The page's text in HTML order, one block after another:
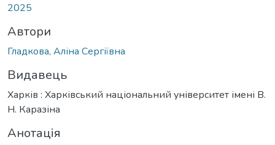
2025
Автори
Гладкова, Аліна Сергіївна
Видавець
Харків : Харківський національний університет імені В.
Н. Каразіна
Анотація